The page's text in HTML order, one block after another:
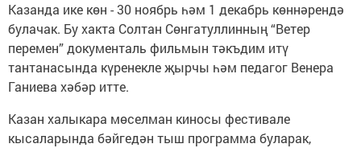
Казанда ике көн - 30 ноябрь һәм 1 декабрь көннәрендә
булачак. Бу хакта Солтан Сөнгатуллинның “Ветер
перемен” документаль фильмын тәкъдим итү
тантанасында күренекле җырчы һәм педагог Венера
Ганиева хәбәр итте.
Казан халыкара мөселман киносы фестивале
кысаларында бәйгедән тыш программа буларак,